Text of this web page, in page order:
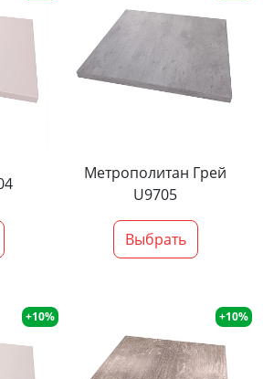
Метрополитан Грей
U9705
Выбрать
+10% +10%